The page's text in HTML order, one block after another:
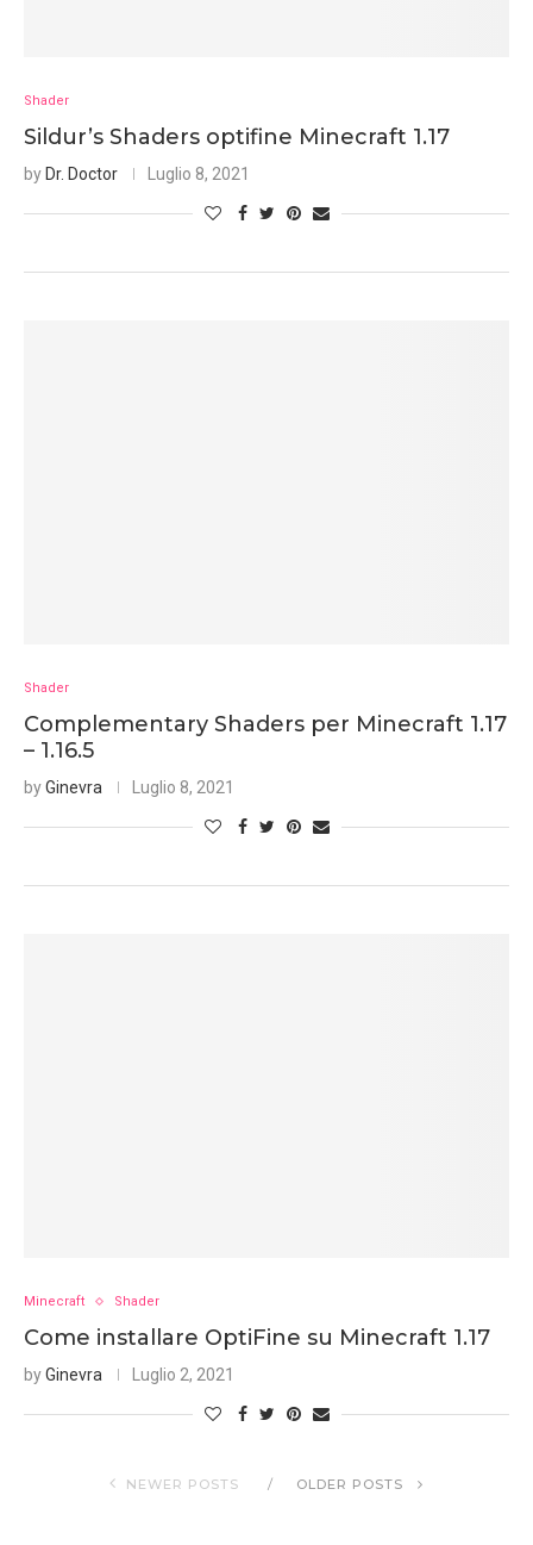
Shader
Sildur’s Shaders optifine Minecraft 1.17
by Dr. Doctor Luglio 8, 2021
Shader
Complementary Shaders per Minecraft 1.17
– 1.16.5
byGinevra Luglio 8, 2021
Minecraft Shader
Come installare OptiFine su Minecraft 1.17
byGinevra Luglio 2, 2021
NEWER POSTS OLDER POSTS